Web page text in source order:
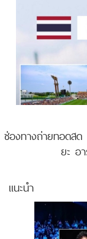
ช่องทางถ่ายทอดสด
ยะ อ
แนะนำ